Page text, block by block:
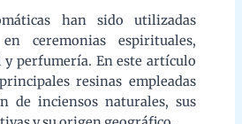
Copal
vegetal en etapa intermedia
y el endurecimiento de la
muy utilizado como incienso
en ceremonias espirituales